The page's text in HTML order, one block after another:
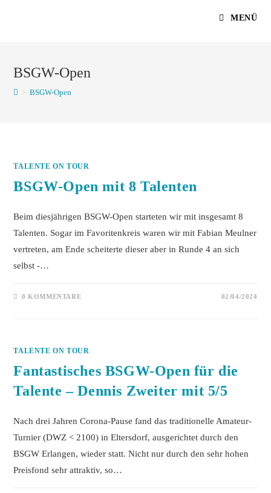
MENÜ
BSGW-Open
> BSGW-Open
TALENTE ON TOUR
BSGW-Open mit 8 Talenten
Beim diesjährigen BSGW-Open starteten wir mit insgesamt 8
Talenten. Sogar im Favoritenkreis waren wir mit Fabian Meulner
vertreten, am Ende scheiterte dieser aber in Runde 4 an sich
selbst -…
0 KOMMENTARE 02/04/2024
TALENTE ON TOUR
Fantastisches BSGW-Open für die
Talente – Dennis Zweiter mit 5/5
Nach drei Jahren Corona-Pause fand das traditionelle Amateur-
Turnier (DWZ < 2100) in Eltersdorf, ausgerichtet durch den
BSGW Erlangen, wieder statt. Nicht nur durch den sehr hohen
Preisfond sehr attraktiv, so…